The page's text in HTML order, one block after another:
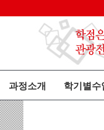
과정소개 학기별수